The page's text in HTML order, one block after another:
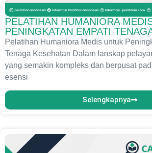
PELATIHAN HUMANIORA
PENINGKATAN EMPATI
Pelatihan Humaniora Medis untuk
Tenaga Kesehatan Dalam lanskap
yang semakin kompleks dan berpusat
esensi
Selengkapnya